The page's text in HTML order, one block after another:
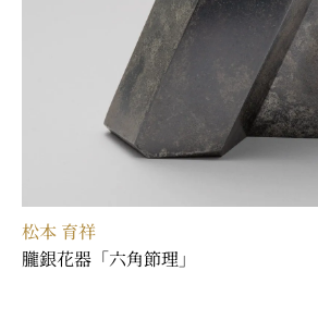
松本 育祥
朧銀花器「六角節理」